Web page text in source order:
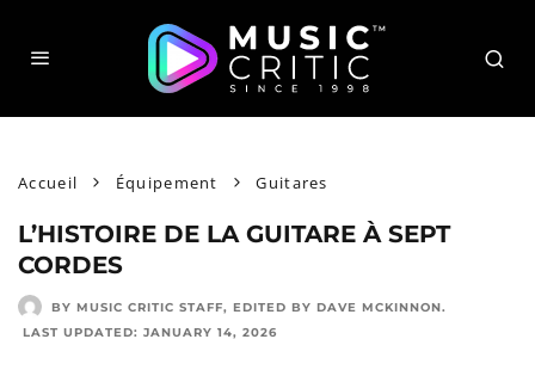
Accueil Équipement Guitares
L’HISTOIRE DE LA GUITARE À SEPT
CORDES
BY MUSIC CRITIC STAFF, EDITED BY DAVE MCKINNON.
LAST UPDATED: JANUARY 14, 2026